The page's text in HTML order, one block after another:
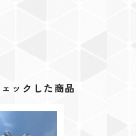
ックした商品